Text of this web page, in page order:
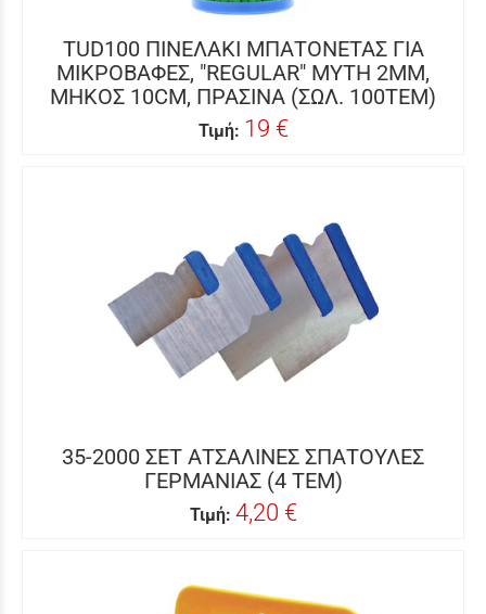
TUD100 ΠΙΝΕΛΑΚΙ ΜΠΑΤΟΝΕΤΑΣ ΓΙΑ
ΜΙΚΡΟΒΑΦΕΣ, "REGULAR" ΜΥΤΗ 2MM,
ΜΗΚΟΣ 10CM, ΠΡΑΣΙΝΑ (ΣΩΛ. 100ΤΕΜ)
Τιμή: 19 €
35-2000 ΣΕΤ ΑΤΣΑΛΙΝΕΣ ΣΠΑΤΟΥΛΕΣ
ΓΕΡΜΑΝΙΑΣ (4 ΤΕΜ)
Τιμή: 4,20 €